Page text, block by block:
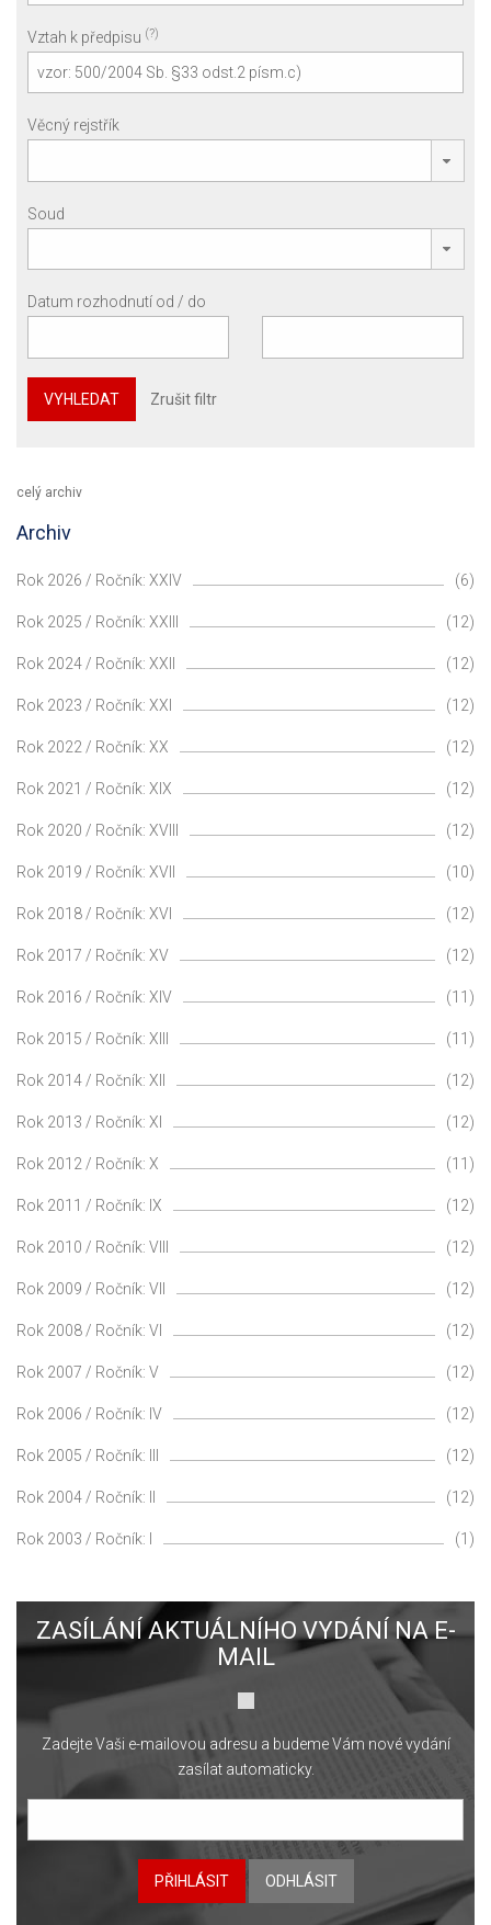
Vztah k předpisu (?)
Věcný rejstřík
Soud
Datum rozhodnutí od / do
VYHLEDAT Zrušit filtr
celý archiv
Archiv
Rok 2026 / Ročník: XXIV (6)
Rok 2025 / Ročník: XXIII (12)
Rok 2024 / Ročník: XXII (12)
Rok 2023 / Ročník: XXI (12)
Rok 2022 / Ročník: XX (12)
Rok 2021 / Ročník: XIX (12)
Rok 2020 / Ročník: XVIII (12)
Rok 2019 / Ročník: XVII (10)
Rok 2018 / Ročník: XVI (12)
Rok 2017 / Ročník: XV (12)
Rok 2016 / Ročník: XIV (11)
Rok 2015 / Ročník: XIII (11)
Rok 2014 / Ročník: XII (12)
Rok 2013 / Ročník: XI (12)
Rok 2012 / Ročník: X (11)
Rok 2011 / Ročník: IX (12)
Rok 2010 / Ročník: VIII (12)
Rok 2009 / Ročník: VII (12)
Rok 2008 / Ročník: VI (12)
Rok 2007 / Ročník: V (12)
Rok 2006 / Ročník: IV (12)
Rok 2005 / Ročník: III (12)
Rok 2004 / Ročník: II (12)
Rok 2003 / Ročník: I (1)
ZASÍLÁNÍ AKTUÁLNÍHO VYDÁNÍ NA E-
MAIL
Zadejte Vaši e-mailovou adresu a budeme Vám nové vydání
zasílat automaticky.
PŘIHLÁSIT ODHLÁSIT